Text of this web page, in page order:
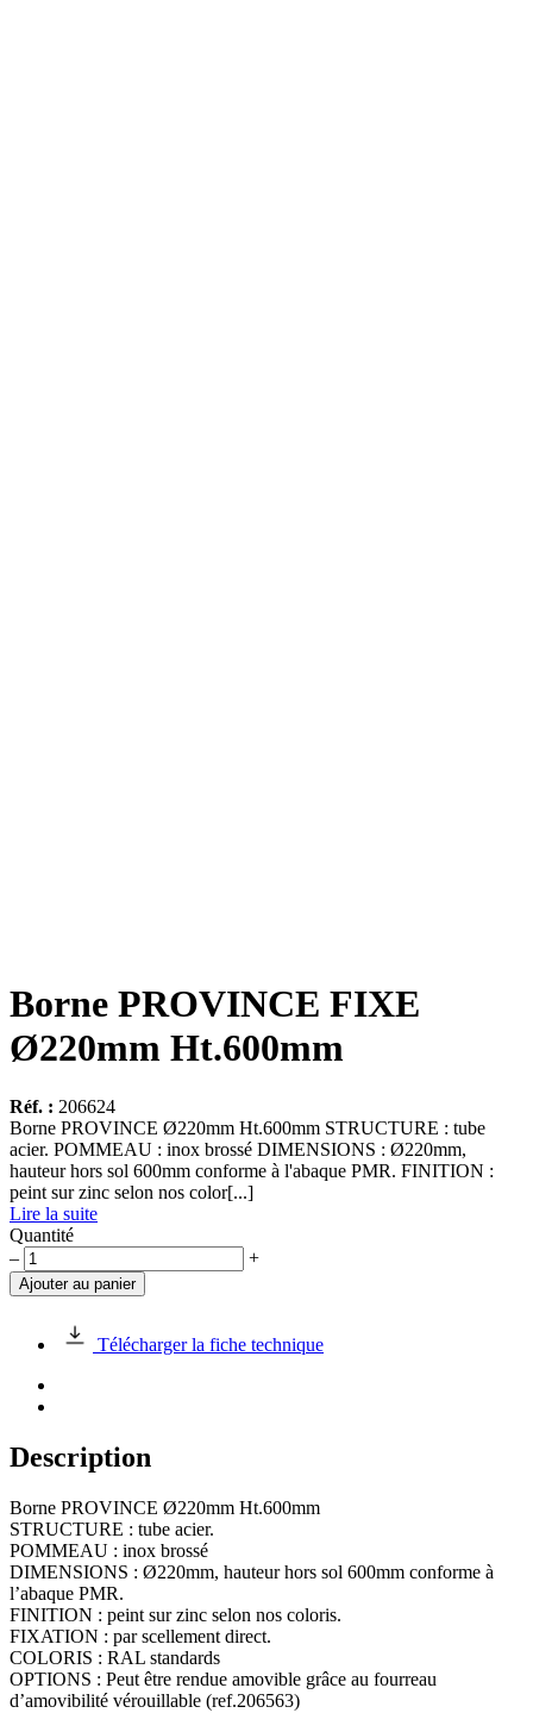
Borne PROVINCE FIXE
Ø220mm Ht.600mm
Réf. : 206624
Borne PROVINCE Ø220mm Ht.600mm STRUCTURE : tube
acier. POMMEAU : inox brossé DIMENSIONS : Ø220mm,
hauteur hors sol 600mm conforme à l'abaque PMR. FINITION :
peint sur zinc selon nos color[...]
Lire la suite
Quantité
quantité
de
Borne
FIXE
Ht.600mm
– +
Ajouter au panier
Télécharger la fiche technique
Description
Borne PROVINCE Ø220mm Ht.600mm
STRUCTURE : tube acier.
POMMEAU : inox brossé
DIMENSIONS : Ø220mm, hauteur hors sol 600mm conforme à
l’abaque PMR.
FINITION : peint sur zinc selon nos coloris.
FIXATION : par scellement direct.
COLORIS : RAL standards
OPTIONS : Peut être rendue amovible grâce au fourreau
d’amovibilité vérouillable (ref.206563)